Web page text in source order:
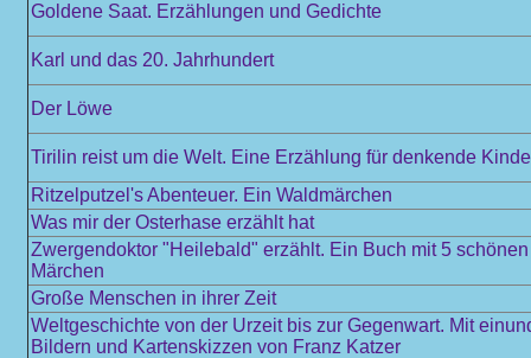
Goldene Saat. Erzählungen und Gedichte
Karl und das 20. Jahrhundert
Der Löwe
Tirilin reist um die Welt. Eine Erzählung für denkende
Ritzelputzel's Abenteuer. Ein Waldmärchen
Was mir der Osterhase erzählt hat
Zwergendoktor "Heilebald" erzählt. Ein Buch mit 5
Märchen
Große Menschen in ihrer Zeit
Weltgeschichte von der Urzeit bis zur Gegenwart. Mit
Bildern und Kartenskizzen von Franz Katzer